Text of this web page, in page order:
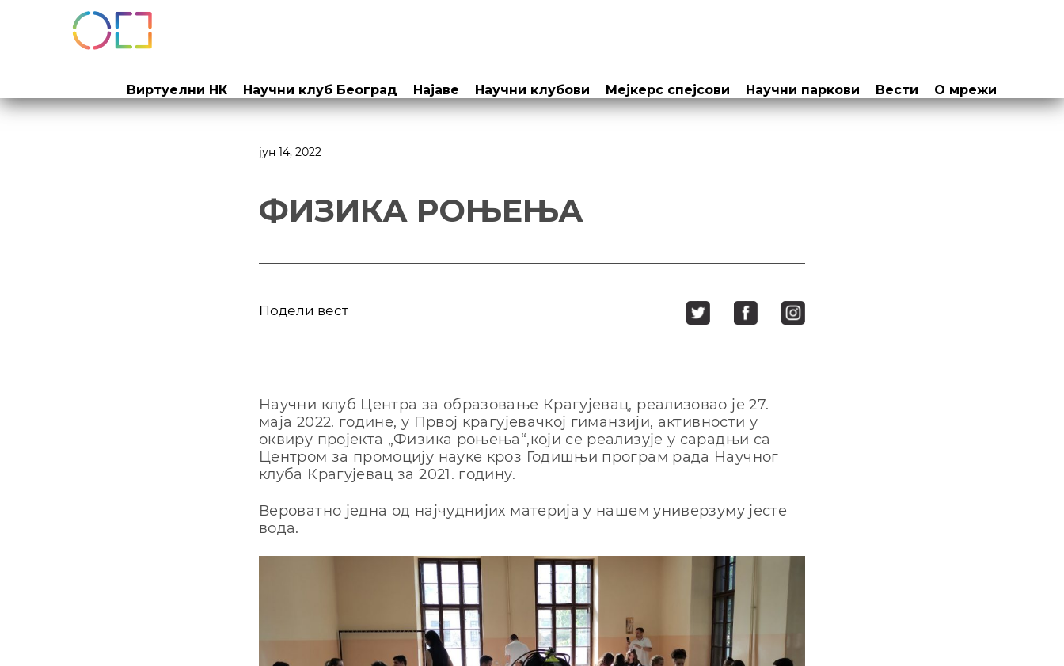
на
садржај
Виртуелни НК Научни клуб Београд Најаве Научни клубови Мејкерс спејсови Научни паркови Вести О мрежи
јун 14, 2022
ФИЗИКА РОЊЕЊА
Подели вест
Научни клуб Центра за образовање Крагујевац, реализовао је 27.
маја 2022. године, у Првој крагујевачкој гиманзији, активности у
оквиру пројекта „Физика роњења“,који се реализује у сарадњи са
Центром за промоцију науке кроз Годишњи програм рада Научног
клуба Крагујевац за 2021. годину.
Вероватно једна од најчуднијих материја у нашем универзуму јесте
вода.